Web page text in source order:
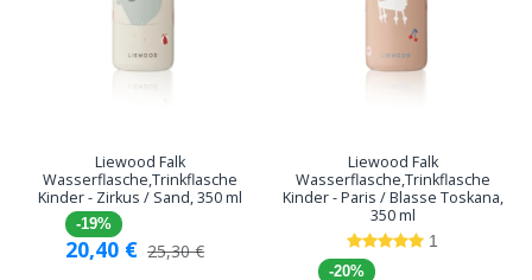
Liewood Falk
Wasserflasche,Trinkflasche
Kinder - Zirkus / Sand, 350 ml
-19%
20,40 € 25,30€
Liewood Falk
Wasserflasche,Trinkflasche
Kinder - Paris / Blasse Toskana,
350 ml
1
-20%